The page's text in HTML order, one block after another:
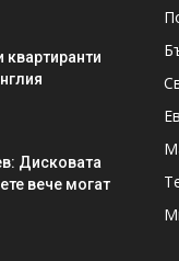
квартиранти
Дисковата
вече могат